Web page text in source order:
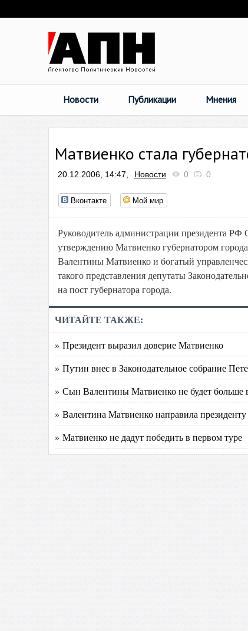
Новости Публикации Мнения
Матвиенко стала
20.12.2006, 14:47, Новости 0 0
Вконтакте Мой мир
Руководитель администрации президента
утверждению Матвиенко губернатором
Валентины Матвиенко и богатый
такого представления депутаты
на пост губернатора города.
ЧИТАЙТЕ ТАКЖЕ:
» Президент выразил доверие Матвиенко
» Путин внес в Законодательное собрание
» Сын Валентины Матвиенко не будет больше
» Валентина Матвиенко направила
» Матвиенко не дадут победить в первом туре